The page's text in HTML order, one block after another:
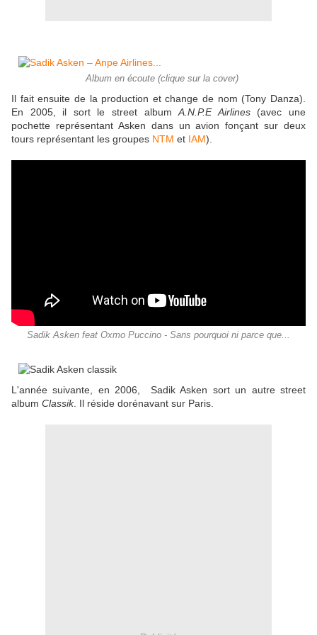
Album en écoute (clique sur la cover)
Il fait ensuite de la production et change de nom (Tony Danza).
En 2005, il sort le street albumA.N.P.E Airlines(avec une
pochette représentant Asken dans un avion fonçant sur deux
tours représentant les groupes NTM et IAM).
Sadik Asken feat Oxmo Puccino - Sans pourquoi ni parce que...
L'année suivante, en 2006, Sadik Asken sort un autre street
album Classik. Il réside dorénavant sur Paris.